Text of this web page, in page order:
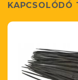
KAPCSOLÓDÓ